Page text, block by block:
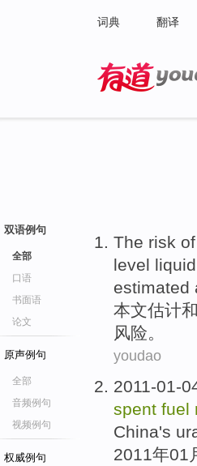
词典 翻译
双语例句
全部
口语
书面语
论文
原声例句
全部
音频例句
视频例句
权威例句
The risk of
level
estimated
本文估计和
风险。
youdao
2011-01-
spent fuel
China's
2011年01